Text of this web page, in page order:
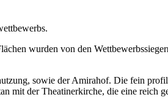
wurden von den
sowie der Amirahof. Die fein
mit der Theatinerkirche, die eine reich